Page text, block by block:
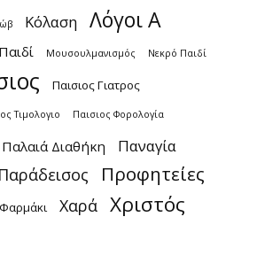
Κόλαση Λόγοι Α
Μουσουλμανισμός Νεκρό Παιδί
Παισιος Γιατρος
Τιμολογιο Παισιος Φορολογία
Παλαιά Διαθήκη Παναγία
Παράδεισος Προφητείες
Φαρμάκι Χαρά Χριστός